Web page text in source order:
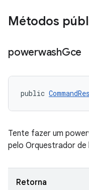
Métodos
powerwashGce
public
Tente fazer um
pelo Orquestrador de
Retorna